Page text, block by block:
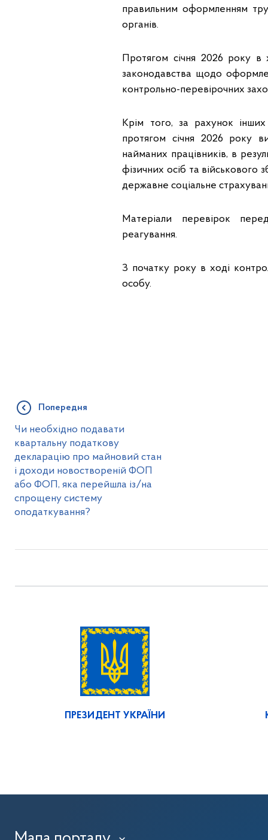
правильним оформленням
органів.
Протягом січня 2026 року в
законодавства щодо
контрольно-перевірочних
Крім того, за рахунок
протягом січня 2026 року
найманих працівників, в
фізичних осіб та військового
державне соціальне
Матеріали перевірок
реагування.
З початку року в ході
особу.
Попередня
Чи необхідно подавати
квартальну податкову
декларацію про майновий стан
і доходи новоствореній ФОП
або ФОП, яка перейшла із/на
спрощену систему
оподаткування?
ПРЕЗИДЕНТ УКРАЇНИ
›